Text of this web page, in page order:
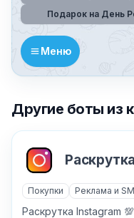
Подарок на День
Меню
Другие боты из
Покупки Реклама и
Раскрутка Instagram